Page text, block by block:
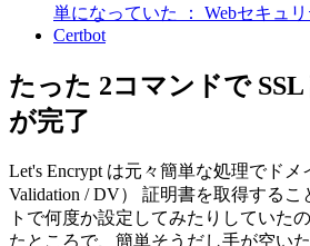
単になっていた ： Webセキュ
Certbot
たった 2コマンドで
が完了
Let's Encrypt は元々簡単な処理でドメ
Validation / DV） 証明書を取得する
トで何度か設定してみたりしていた
たところで、簡単そうだし手が空い